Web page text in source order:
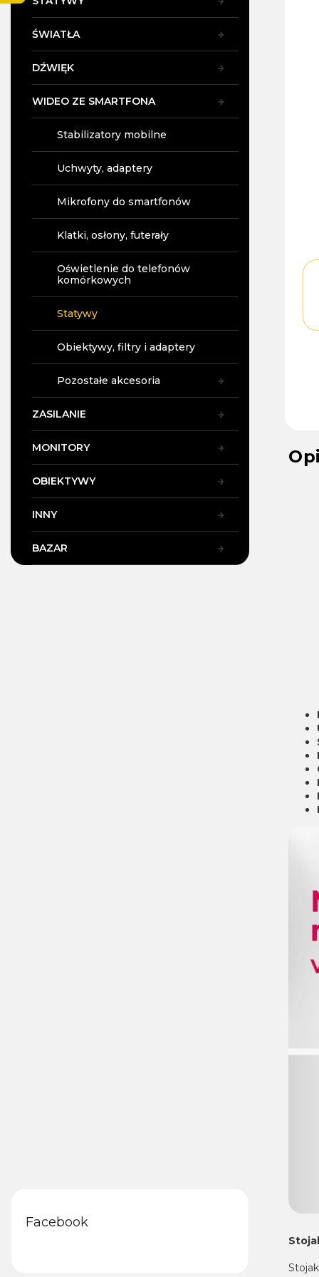
ŚWIATŁA
DŹWIĘK
WIDEO ZE SMARTFONA
Stabilizatory mobilne
Uchwyty, adaptery
Mikrofony do smartfonów
Klatki, osłony, futerały
Oświetlenie do telefonów
komórkowych
Statywy
Obiektywy, filtry i adaptery
Pozostałe akcesoria
ZASILANIE
MONITORY
OBIEKTYWY
INNY
BAZAR
Facebook